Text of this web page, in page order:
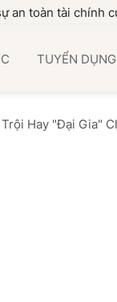
chính của gia đình
TUYỂN DỤNG
Hay "Đại Gia"